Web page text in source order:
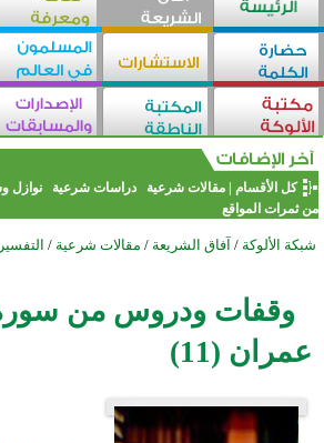
كل الأقسام |مقالات شرعية دراسات شرعية نوازل
من ثمرات المواقع
شبكة الألوكة / آفاق الشريعة / مقالات شرعية /
وقفات ودروس من
عمران (11)